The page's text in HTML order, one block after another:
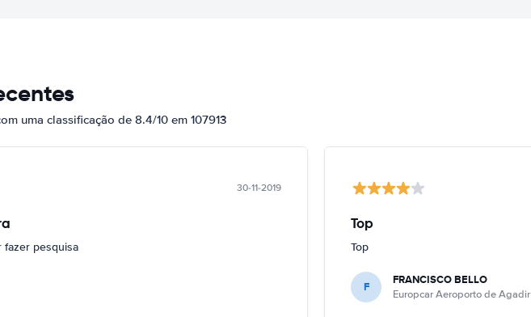
uma classificação de 8.4/10 em 107913
30-11-2019
fazer pesquisa
Top
Top
F FRANCISCO BELLO
Europcar Aeroporto de Agadir